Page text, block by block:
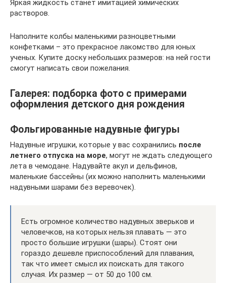
Яркая жидкость станет имитацией химических
растворов.
Наполните колбы маленькими разноцветными
конфетками – это прекрасное лакомство для юных
ученых. Купите доску небольших размеров: на ней гости
смогут написать свои пожелания.
Галерея: подборка фото с примерами
оформления детского дня рождения
Фольгированные надувные фигуры
Надувные игрушки, которые у вас сохранились после
летнего отпуска на море, могут не ждать следующего
лета в чемодане. Надувайте акул и дельфинов,
маленькие бассейны (их можно наполнить маленькими
надувными шарами без веревочек).
Есть огромное количество надувных зверьков и
человечков, на которых нельзя плавать — это
просто большие игрушки (шары). Стоят они
гораздо дешевле приспособлений для плавания,
так что имеет смысл их поискать для такого
случая. Их размер — от 50 до 100 см.